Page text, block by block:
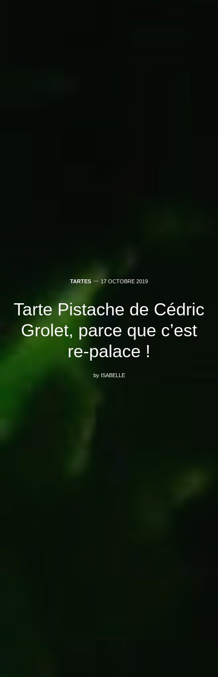
TARTES 17 OCTOBRE 2019
Tarte Pistache de Cédric
Grolet, parce que c’est
re-palace !
by ISABELLE